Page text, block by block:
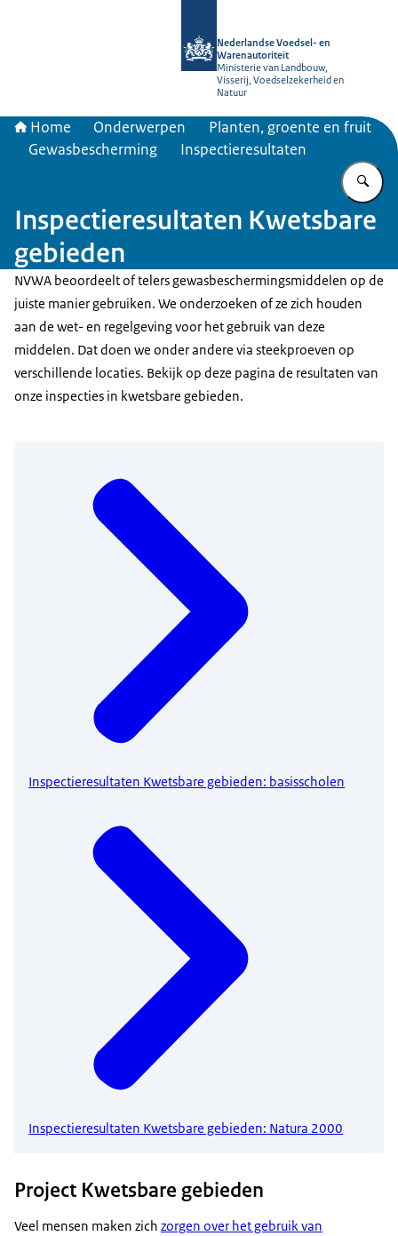
Nederlandse Voedsel- en
Warenautoriteit
Ministerie van Landbouw,
Visserij, Voedselzekerheid en
Natuur
Home Onderwerpen
Planten, groente en fruit
Gewasbescherming
Inspectieresultaten
Inspectieresultaten Kwetsbare
gebieden
NVWA beoordeelt of telers gewasbeschermingsmiddelen op de
juiste manier gebruiken. We onderzoeken of ze zich houden
aan de wet- en regelgeving voor het gebruik van deze
middelen. Dat doen we onder andere via steekproeven op
verschillende locaties. Bekijk op deze pagina de resultaten van
onze inspecties in kwetsbare gebieden.
Inspectieresultaten Kwetsbare gebieden: basisscholen
Inspectieresultaten Kwetsbare gebieden: Natura 2000
Project Kwetsbare gebieden
Veel mensen maken zich zorgen over het gebruik van